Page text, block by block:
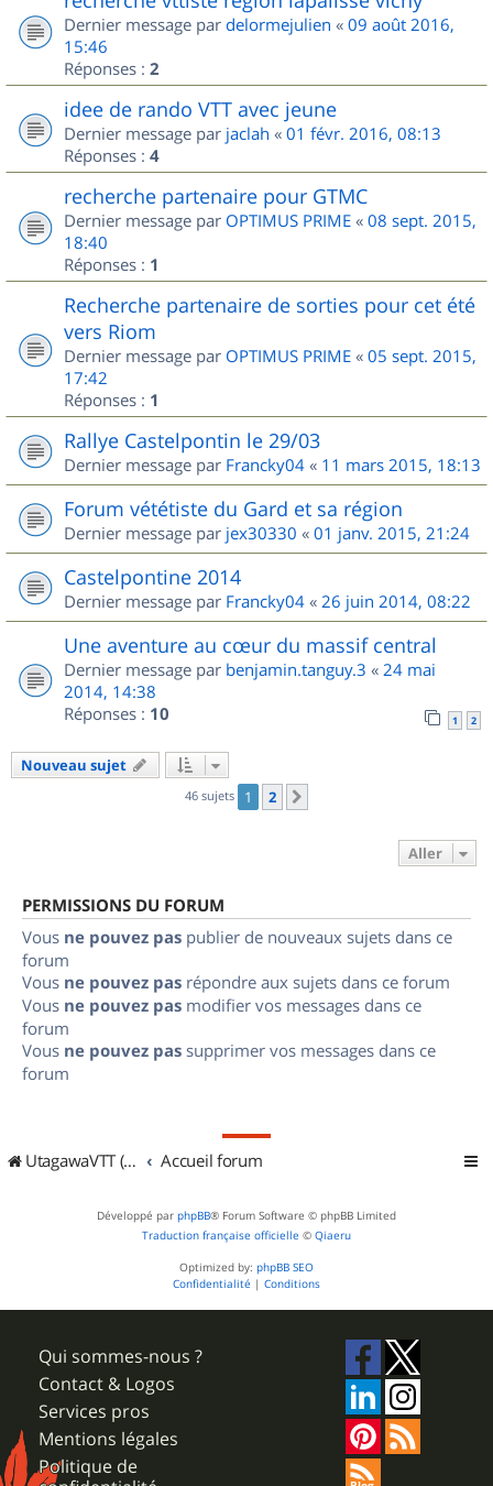
Dernier message par delormejulien « 09 août 2016,
15:46
Réponses : 2
idee de rando VTT avec jeune
Dernier message par jaclah « 01 févr. 2016, 08:13
Réponses : 4
recherche partenaire pour GTMC
Dernier message par OPTIMUS PRIME « 08 sept. 2015,
18:40
Réponses : 1
Recherche partenaire de sorties pour cet été
vers Riom
Dernier message par OPTIMUS PRIME « 05 sept. 2015,
17:42
Réponses : 1
Rallye Castelpontin le 29/03
Dernier message par Francky04 « 11 mars 2015, 18:13
Forum vététiste du Gard et sa région
Dernier message par jex30330 « 01 janv. 2015, 21:24
Castelpontine 2014
Dernier message par Francky04 « 26 juin 2014, 08:22
Une aventure au cœur du massif central
Dernier message par benjamin.tanguy.3 « 24 mai
2014, 14:38
Réponses : 10 1 2
Nouveau sujet
46 sujets 1 2
Aller
PERMISSIONS DU FORUM
Vous ne pouvez pas publier de nouveaux sujets dans ce
forum
Vous ne pouvez pas répondre aux sujets dans ce forum
Vous ne pouvez pas modifier vos messages dans ce
forum
Vous ne pouvez pas supprimer vos messages dans ce
forum
UtagawaVTT (Randos VTT et VTTAE avec traces GPS) Accueil forum
Développé par phpBB® Forum Software © phpBB Limited
Traduction française officielle © Qiaeru
Optimized by: phpBB SEO
Confidentialité | Conditions
Qui sommes-nous ?
Contact & Logos
Services pros
Mentions légales
Politique de